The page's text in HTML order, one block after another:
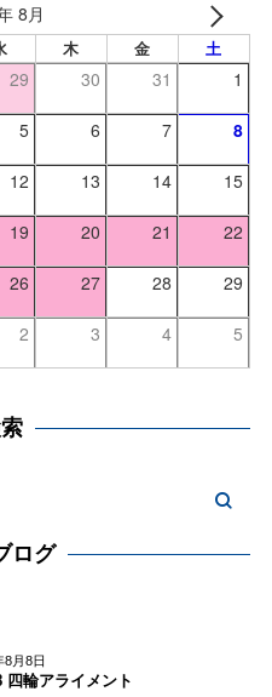
8月
木 金 土
29 30 31 1
5 6 7 8
12 13 14 15
19 20 21 22
26 27 28 29
2 3 4 5
ログ
8月8日
四輪アライメント